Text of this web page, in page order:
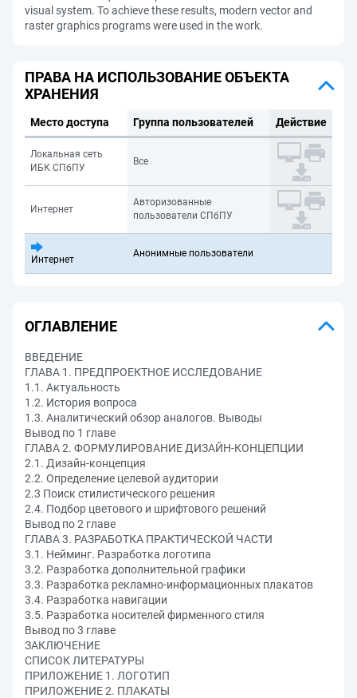
visual system. To achieve these results, modern vector and
raster graphics programs were used in the work.
ПРАВА НА ИСПОЛЬЗОВАНИЕ ОБЪЕКТА
ХРАНЕНИЯ
Место доступа Группа пользователей Действие
Локальная сеть
ИБК СПбПУ
Все
Интернет
Авторизованные
пользователи СПбПУ
Интернет
Анонимные пользователи
ОГЛАВЛЕНИЕ
ВВЕДЕНИЕ
ГЛАВА 1. ПРЕДПРОЕКТНОЕ ИССЛЕДОВАНИЕ
1.1. Актуальность
1.2. История вопроса
1.3. Аналитический обзор аналогов. Выводы
Вывод по 1 главе
ГЛАВА 2. ФОРМУЛИРОВАНИЕ ДИЗАЙН-КОНЦЕПЦИИ
2.1. Дизайн-концепция
2.2. Определение целевой аудитории
2.3 Поиск стилистического решения
2.4. Подбор цветового и шрифтового решений
Вывод по 2 главе
ГЛАВА 3. РАЗРАБОТКА ПРАКТИЧЕСКОЙ ЧАСТИ
3.1. Нейминг. Разработка логотипа
3.2. Разработка дополнительной графики
3.3. Разработка рекламно-информационных плакатов
3.4. Разработка навигации
3.5. Разработка носителей фирменного стиля
Вывод по 3 главе
ЗАКЛЮЧЕНИЕ
СПИСОК ЛИТЕРАТУРЫ
ПРИЛОЖЕНИЕ 1. ЛОГОТИП
ПРИЛОЖЕНИЕ 2. ПЛАКАТЫ